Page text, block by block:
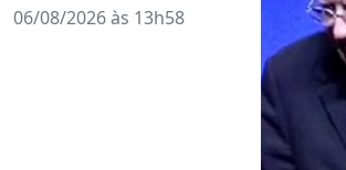
06/08/2026 às 13h58